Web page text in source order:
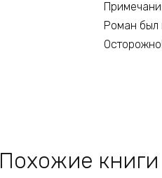
Роман был
Похожие книги